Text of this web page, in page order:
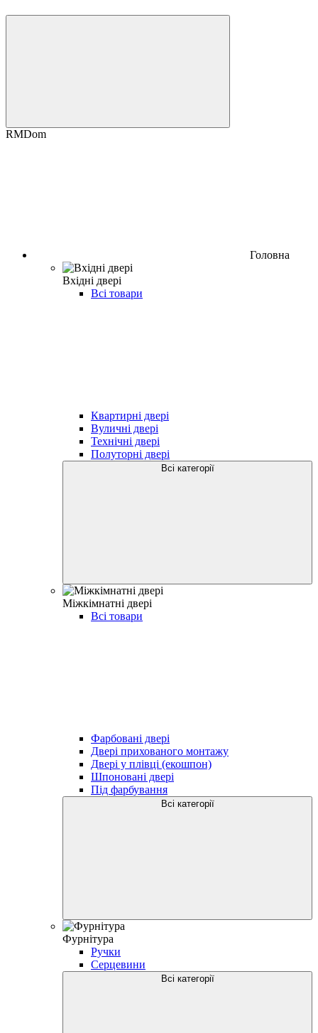
RMDom
Головна
Вхідні двері
Всі товари
Квартирні двері
Вуличні двері
Технічні двері
Полуторні двері
Всі категорії
Міжкімнатні двері
Всі товари
Фарбовані двері
Двері прихованого монтажу
Двері у плівці (екошпон)
Шпоновані двері
Під фарбування
Всі категорії
Фурнітура
Ручки
Серцевини
Всі категорії